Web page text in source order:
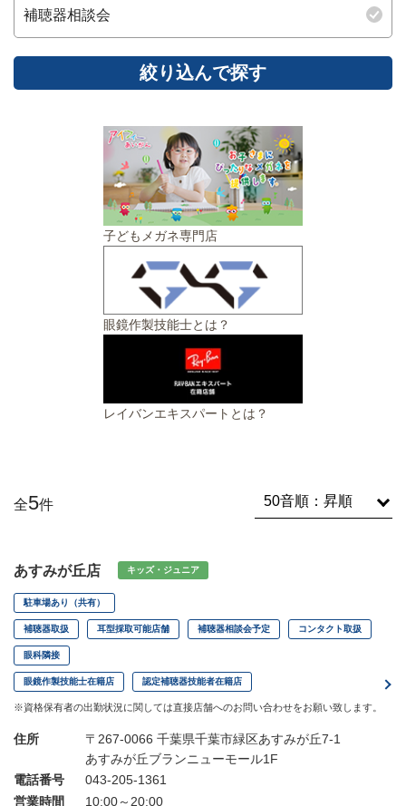
全5件
あすみが丘店 キッズ・ジュニア
駐車場あり（共有）
補聴器取扱 耳型採取可能店舗 補聴器相談会予定 コンタクト取扱
眼科隣接
眼鏡作製技能士在籍店 認定補聴器技能者在籍店
※資格保有者の出勤状況に関しては直接店舗へのお問い合わせをお願い致します。
住所
〒267-0066 千葉県千葉市緑区あすみが丘7-1
あすみが丘ブランニューモール1F
電話番号
043-205-1361
営業時間
10:00～20:00
補聴器相談会
子どもメガネ専門店
眼鏡作製技能士とは？
レイバンエキスパートとは？